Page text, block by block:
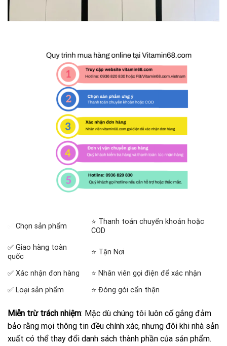
Chọn sản phẩm
⭐ Thanh toán chuyển khoản hoặc
COD
✅ Giao hàng toàn
quốc
⭐ Tận Nơi
✅ Xác nhận đơn hàng
⭐ Nhân viên gọi điện để xác nhận
✅ Loại sản phẩm
⭐ Đóng gói cẩn thận
Miễn trừ trách nhiệm: Mặc dù chúng tôi luôn cố gắng đảm
bảo rằng mọi thông tin đều chính xác, nhưng đôi khi nhà sản
xuất có thể thay đổi danh sách thành phần của sản phẩm.